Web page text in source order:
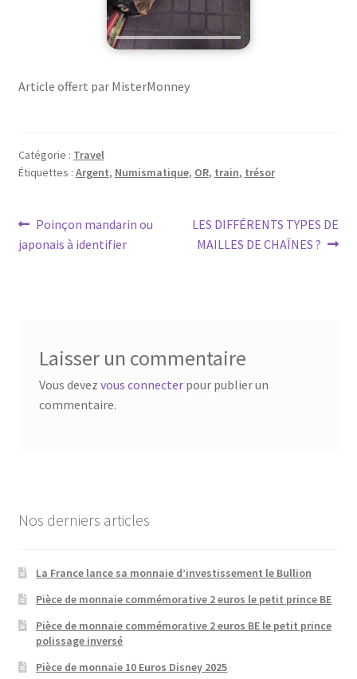
Article offert par MisterMonney
Catégorie : Travel
Étiquettes : Argent, Numismatique, OR, train, trésor
Poinçon mandarin ou
japonais à identifier
LES DIFFÉRENTS TYPES DE
MAILLES DE CHAÎNES ?
Laisser un commentaire
Vous devez vous connecterpour publier un
commentaire.
Nos derniers articles
La France lance sa monnaie d’investissement le Bullion
Pièce de monnaie commémorative 2 euros le petit prince BE
Pièce de monnaie commémorative 2 euros BE le petit prince
polissage inversé
Pièce de monnaie 10 Euros Disney 2025